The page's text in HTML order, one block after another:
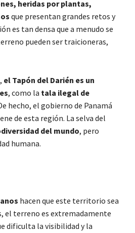
heridas por plantas,
que presentan grandes retos y
es tan densa que a menudo se
pueden ser traicioneras,
el Tapón del Darién es un
, como la tala ilegal de
hecho, el gobierno de Panamá
de esta región. La selva del
del mundo, pero
humana.
hacen que este territorio sea
el terreno es extremadamente
dificulta la visibilidad y la